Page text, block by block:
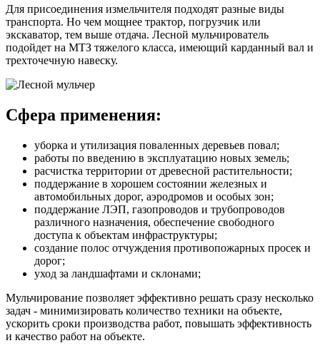
Для присоединения измельчителя подходят разные виды
транспорта. Но чем мощнее трактор, погрузчик или
экскаватор, тем выше отдача. Лесной мульчирователь
подойдет на МТЗ тяжелого класса, имеющий карданный вал и
трехточечную навеску.
Сфера применения:
уборка и утилизация поваленных деревьев повал;
работы по введению в эксплуатацию новых земель;
расчистка территории от древесной растительности;
поддержание в хорошем состоянии железных и
автомобильных дорог, аэродромов и особых зон;
поддержание ЛЭП, газопроводов и трубопроводов
различного назначения, обеспечение свободного
доступа к объектам инфраструктуры;
создание полос отчуждения противопожарных просек и
дорог;
уход за ландшафтами и склонами;
Мульчирование позволяет эффективно решать сразу несколько
задач - минимизировать количество техники на объекте,
ускорить сроки производства работ, повышать эффективность
и качество работ на объекте.